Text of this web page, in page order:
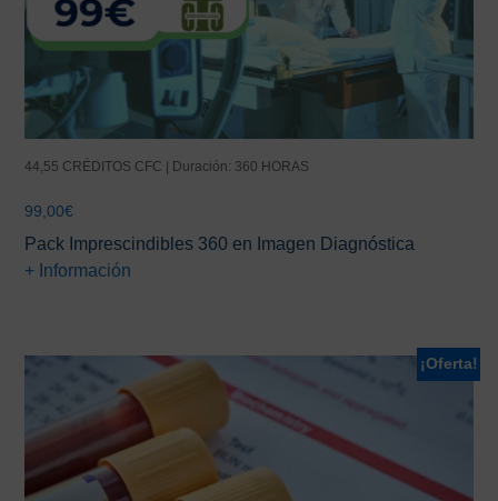
44,55 CRÉDITOS CFC | Duración: 360 HORAS
99,00€
Pack Imprescindibles 360 en Imagen Diagnóstica
+ Información
¡Oferta!